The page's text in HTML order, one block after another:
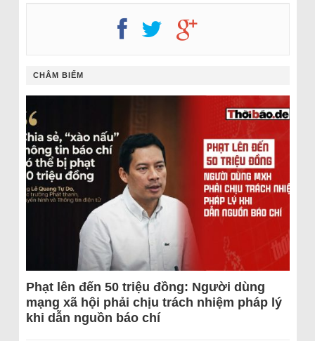
CHÂM BIẾM
Phạt lên đến 50 triệu đồng: Người dùng
mạng xã hội phải chịu trách nhiệm pháp lý
khi dẫn nguồn báo chí